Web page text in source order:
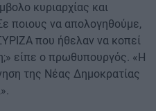
κυριαρχίας και
ποιους να απολογηθούμε,
που ήθελαν να κοπεί
είπε ο πρωθυπουργός. «Η
της Νέας Δημοκρατίας